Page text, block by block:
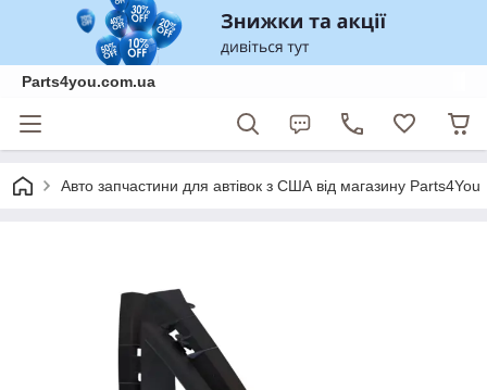
Parts4you.com.ua
Авто запчастини для автівок з США від магазину Parts4You